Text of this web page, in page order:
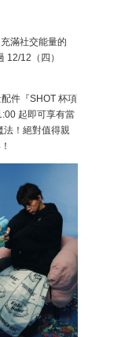
滿社交能量的
12/12（四）
件『SHOT 杯項
起即可享有當
法！絕對值得親